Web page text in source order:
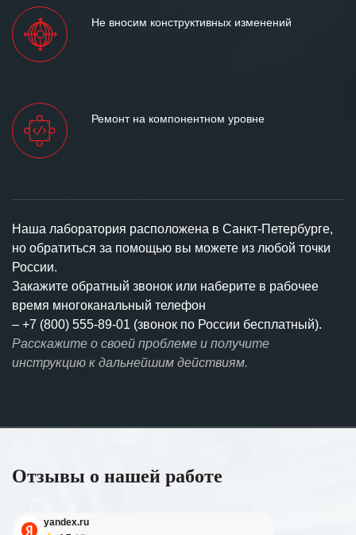
Не вносим конструктивных изменений
Ремонт на компонентном уровне
Наша лаборатория расположена в Санкт-Петербурге,
но обратиться за помощью вы можете из любой точки
России.
Закажите обратный звонок или наберите в рабочее
время многоканальный телефон
– +7 (800) 555-89-01 (звонок по России бесплатный).
Расскажите о своей проблеме и получите
инструкцию к дальнейшим действиям.
Отзывы о нашей работе
yandex.ru